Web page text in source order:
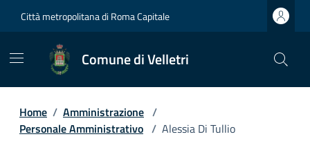
Città metropolitana di Roma Capitale
Comune di Velletri
Home / Amministrazione /
Personale Amministrativo / Alessia Di Tullio